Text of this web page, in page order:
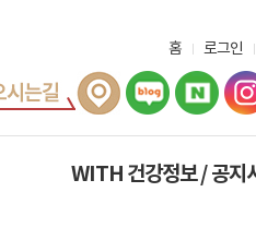
홈 로그인
WITH 건강정보 / 공지